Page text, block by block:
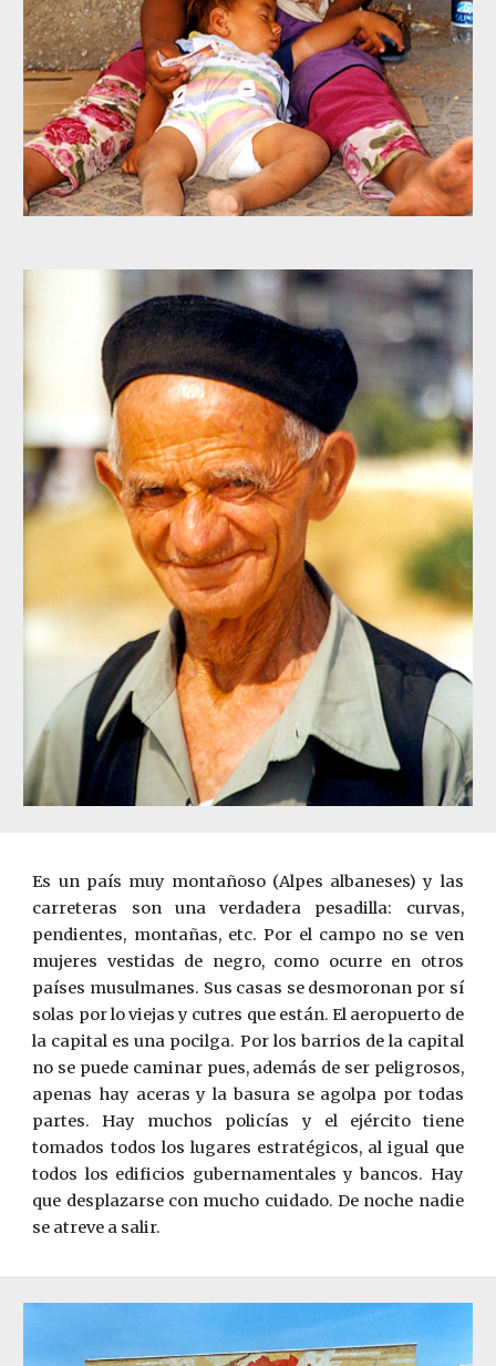
Es un país muy montañoso (Alpes albaneses) y las
carreteras son una verdadera pesadilla: curvas,
pendientes, montañas, etc. Por el campo no se ven
mujeres vestidas de negro, como ocurre en otros
países musulmanes. Sus casas se desmoronan por sí
solas por lo viejas y cutres que están. El aeropuerto de
la capital es una pocilga. Por los barrios de la capital
no se puede caminar pues, además de ser peligrosos,
apenas hay aceras y la basura se agolpa por todas
partes. Hay muchos policías y el ejército tiene
tomados todos los lugares estratégicos, al igual que
todos los edificios gubernamentales y bancos. Hay
que desplazarse con mucho cuidado. De noche nadie
se atreve a salir.